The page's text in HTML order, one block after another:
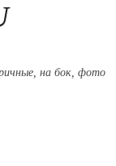
на бок, фото